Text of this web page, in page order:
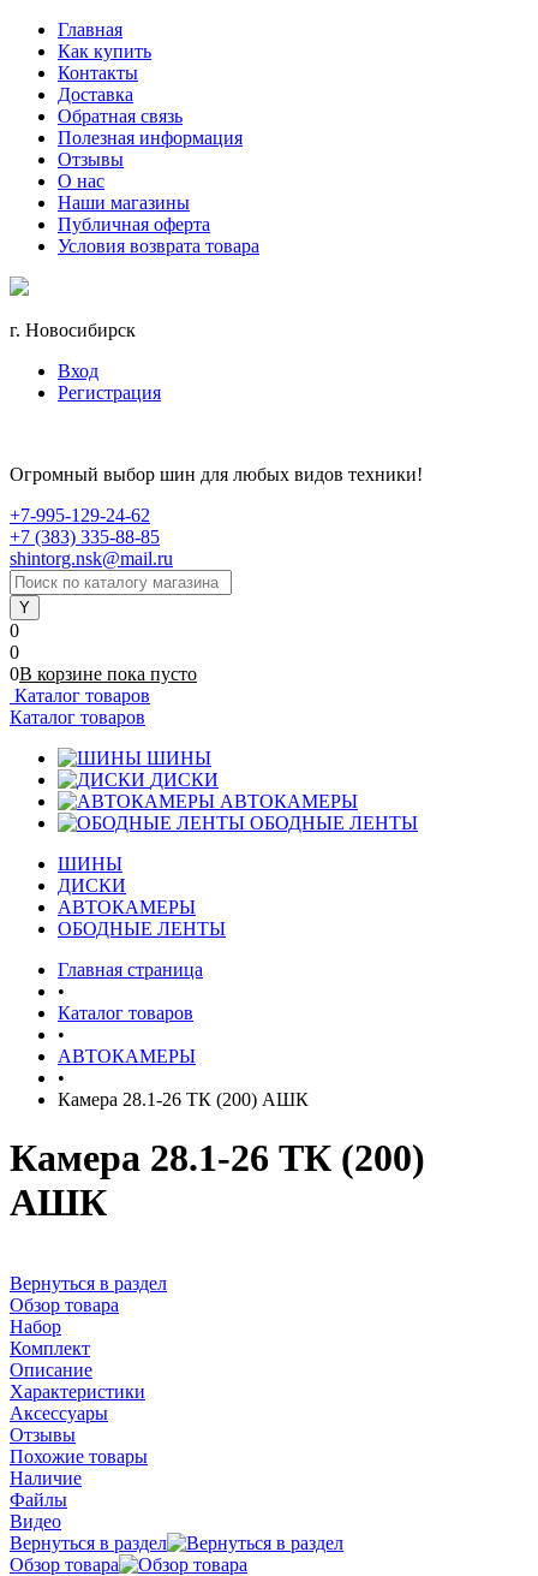
Главная
Как купить
Контакты
Доставка
Обратная связь
Полезная информация
Отзывы
О нас
Наши магазины
Публичная оферта
Условия возврата товара
г. Новосибирск
Вход
Регистрация
Огромный выбор шин для любых видов техники!
+7-995-129-24-62
+7 (383) 335-88-85
shintorg.nsk@mail.ru
0
0
0В корзине пока пусто
Каталог товаров
Каталог товаров
ШИНЫ
ДИСКИ
АВТОКАМЕРЫ
ОБОДНЫЕ ЛЕНТЫ
ШИНЫ
ДИСКИ
АВТОКАМЕРЫ
ОБОДНЫЕ ЛЕНТЫ
Главная страница
•
Каталог товаров
•
АВТОКАМЕРЫ
•
Камера 28.1-26 ТК (200) АШК
Камера 28.1-26 ТК (200)
АШК
Вернуться в раздел
Обзор товара
Набор
Комплект
Описание
Характеристики
Аксессуары
Отзывы
Похожие товары
Наличие
Файлы
Видео
Вернуться в раздел
Обзор товара